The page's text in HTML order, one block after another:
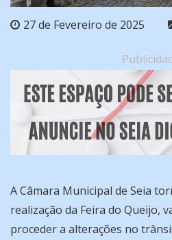
27 de Fevereiro de 2025
A Câmara Municipal de Seia
realização da Feira do Queijo,
proceder a alterações no